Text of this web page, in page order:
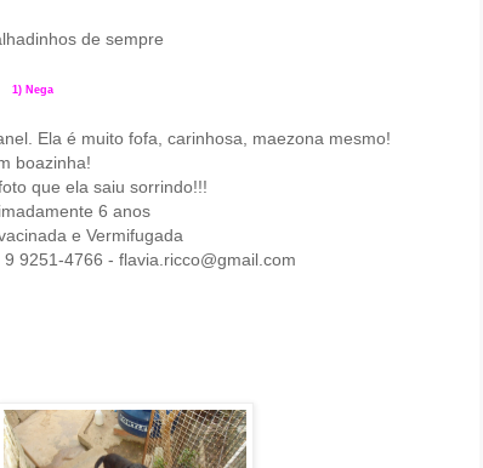
de sempre
1) Nega
Ela é muito fofa, carinhosa, maezona mesmo!
boazinha!
que ela saiu sorrindo!!!
6 anos
e Vermifugada
9251-4766 - flavia.ricco@gmail.com